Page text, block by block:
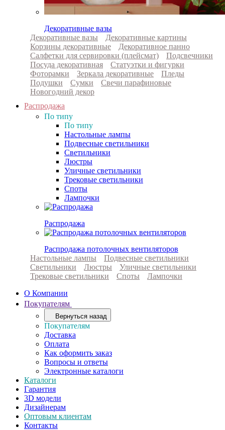
Декоративные вазы
Декоративные вазы
Декоративные картины
Корзины декоративные
Декоративное панно
Салфетки для сервировки (плейсмат)
Подсвечники
Посуда декоративная
Статуэтки и фигурки
Фоторамки
Зеркала декоративные
Пледы
Подушки
Сумки
Свечи парафиновые
Новогодний декор
Распродажа
По типу
По типу
Настольные лампы
Подвесные светильники
Светильники
Люстры
Уличные светильники
Трековые светильники
Споты
Лампочки
Распродажа
Распродажа потолочных вентиляторов
Настольные лампы
Подвесные светильники
Светильники
Люстры
Уличные светильники
Трековые светильники
Споты
Лампочки
О Компании
Покупателям
Вернуться назад
Покупателям
Доставка
Оплата
Как оформить заказ
Вопросы и ответы
Электронные каталоги
Каталоги
Гарантия
3D модели
Дизайнерам
Оптовым клиентам
Контакты